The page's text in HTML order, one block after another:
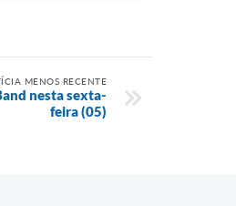
MENOS RECENTE
nesta sexta-
feira (05)